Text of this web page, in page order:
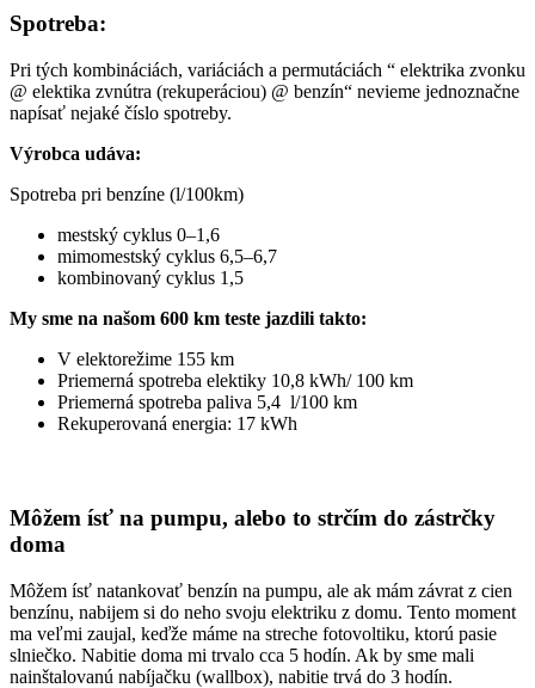
Spotreba:
Pri tých kombináciách, variáciách a permutáciách “ elektrika zvonku
@ elektika zvnútra (rekuperáciou) @ benzín“ nevieme jednoznačne
napísať nejaké číslo spotreby.
Výrobca udáva:
Spotreba pri benzíne (l/100km)
mestský cyklus 0–1,6
mimomestský cyklus 6,5–6,7
kombinovaný cyklus 1,5
My sme na našom 600 km teste jazdili takto:
V elektorežime 155 km
Priemerná spotreba elektiky 10,8 kWh/ 100 km
Priemerná spotreba paliva 5,4 l/100 km
Rekuperovaná energia: 17 kWh
Môžem ísť na pumpu, alebo to strčím do zástrčky
doma
Môžem ísť natankovať benzín na pumpu, ale ak mám závrat z cien
benzínu, nabijem si do neho svoju elektriku z domu. Tento moment
ma veľmi zaujal, keďže máme na streche fotovoltiku, ktorú pasie
slniečko. Nabitie doma mi trvalo cca 5 hodín. Ak by sme mali
nainštalovanú nabíjačku (wallbox), nabitie trvá do 3 hodín.